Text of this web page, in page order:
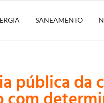
SANEAMENTO
pública da